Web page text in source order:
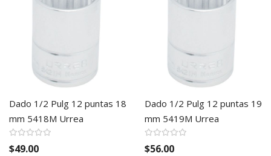
Dado 1/2 Pulg 12 puntas 18
mm 5418M Urrea
$49.00
Dado 1/2 Pulg 12 puntas 19
mm 5419M Urrea
$56.00